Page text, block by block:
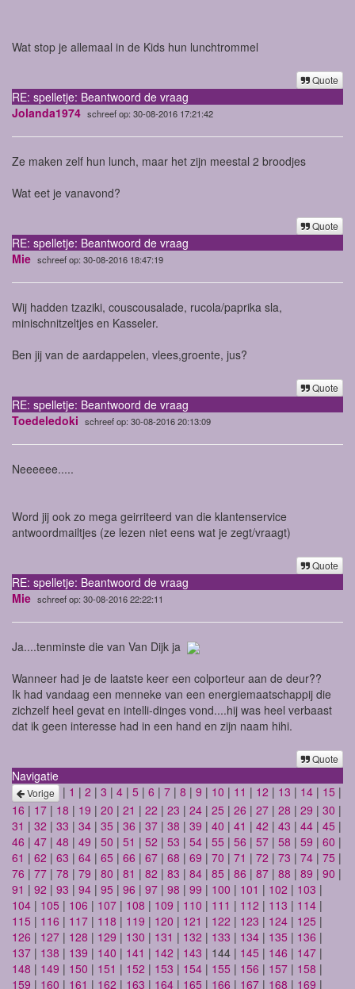
Wat stop je allemaal in de Kids hun lunchtrommel
Quote
RE: spelletje: Beantwoord de vraag
Jolanda1974 schreef op: 30-08-2016 17:21:42
Ze maken zelf hun lunch, maar het zijn meestal 2 broodjes
Wat eet je vanavond?
Quote
RE: spelletje: Beantwoord de vraag
Mie schreef op: 30-08-2016 18:47:19
Wij hadden tzaziki, couscousalade, rucola/paprika sla,
minischnitzeltjes en Kasseler.
Ben jij van de aardappelen, vlees,groente, jus?
Quote
RE: spelletje: Beantwoord de vraag
Toedeledoki schreef op: 30-08-2016 20:13:09
Neeeeee.....
Word jij ook zo mega geirriteerd van die klantenservice
antwoordmailtjes (ze lezen niet eens wat je zegt/vraagt)
Quote
RE: spelletje: Beantwoord de vraag
Mie schreef op: 30-08-2016 22:22:11
Ja....tenminste die van Van Dijk ja
Wanneer had je de laatste keer een colporteur aan de deur??
Ik had vandaag een menneke van een energiemaatschappij die
zichzelf heel gevat en intelli-dinges vond....hij was heel verbaast
dat ik geen interesse had in een hand en zijn naam hihi.
Quote
Navigatie
Vorige | 1 | 2 | 3 | 4 | 5 | 6 | 7 | 8 | 9 | 10 | 11 | 12 | 13 | 14 | 15 |
16 | 17 | 18 | 19 | 20 | 21 | 22 | 23 | 24 | 25 | 26 | 27 | 28 | 29 | 30 |
31 | 32 | 33 | 34 | 35 | 36 | 37 | 38 | 39 | 40 | 41 | 42 | 43 | 44 | 45 |
46 | 47 | 48 | 49 | 50 | 51 | 52 | 53 | 54 | 55 | 56 | 57 | 58 | 59 | 60 |
61 | 62 | 63 | 64 | 65 | 66 | 67 | 68 | 69 | 70 | 71 | 72 | 73 | 74 | 75 |
76 | 77 | 78 | 79 | 80 | 81 | 82 | 83 | 84 | 85 | 86 | 87 | 88 | 89 | 90 |
91 | 92 | 93 | 94 | 95 | 96 | 97 | 98 | 99 | 100 | 101 | 102 | 103 |
104 | 105 | 106 | 107 | 108 | 109 | 110 | 111 | 112 | 113 | 114 |
115 | 116 | 117 | 118 | 119 | 120 | 121 | 122 | 123 | 124 | 125 |
126 | 127 | 128 | 129 | 130 | 131 | 132 | 133 | 134 | 135 | 136 |
137 | 138 | 139 | 140 | 141 | 142 | 143 | 144 | 145 | 146 | 147 |
148 | 149 | 150 | 151 | 152 | 153 | 154 | 155 | 156 | 157 | 158 |
159 | 160 | 161 | 162 | 163 | 164 | 165 | 166 | 167 | 168 | 169 |